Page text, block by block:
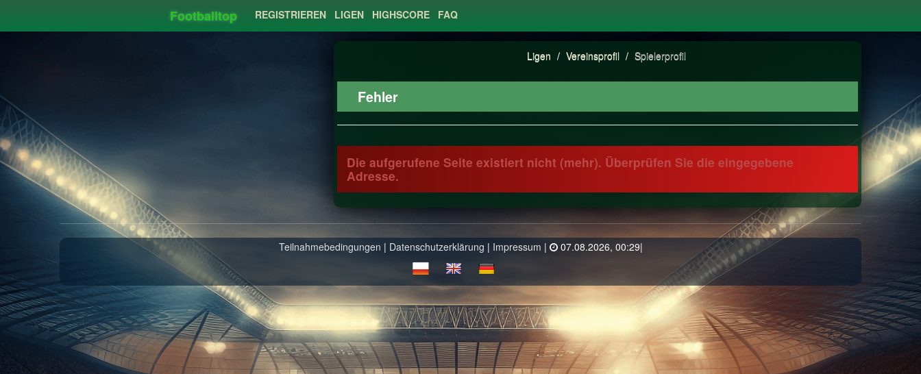
Footballtop REGISTRIEREN LIGEN HIGHSCORE FAQ
Ligen / Vereinsprofil / Spielerprofil
Fehler
Die aufgerufene Seite existiert nicht (mehr). Überprüfen Sie die eingegebene
Adresse.
Teilnahmebedingungen | Datenschutzerklärung | Impressum | 07.08.2026, 00:29|